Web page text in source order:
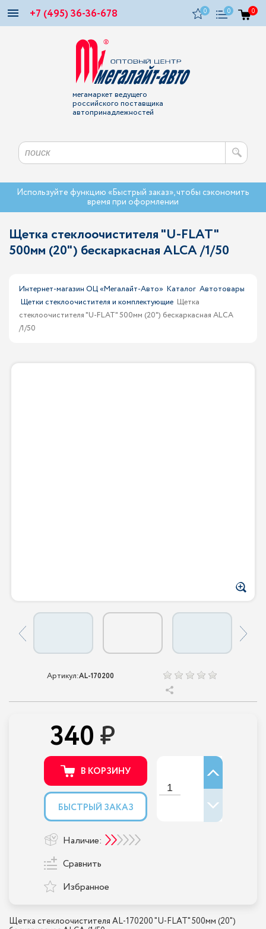
+7 (495) 36-36-678 0 0 0
мегамаркет ведущего
российского поставщика
автопринадлежностей
Используйте функцию «Быстрый заказ», чтобы сэкономить
время при оформлении
Щетка стеклоочистителя "U-FLAT"
500мм (20") бескаркасная ALCA /1/50
Интернет-магазин ОЦ «Мегалайт-Авто» Каталог Автотовары
Щетки стеклоочистителя и комплектующие Щетка
стеклоочистителя "U-FLAT" 500мм (20") бескаркасная ALCA
/1/50
Артикул:AL-170200
Щетка стеклоочистителя AL-170200 "U-FLAT" 500мм (20")
340
В КОРЗИНУ
БЫСТРЫЙ ЗАКАЗ
Наличие:
Сравнить
Избранное